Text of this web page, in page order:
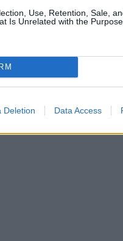
Use, Retention, Sale,
Is Unrelated with the
Deletion Data Access